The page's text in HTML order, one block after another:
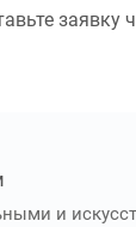
заявку
и